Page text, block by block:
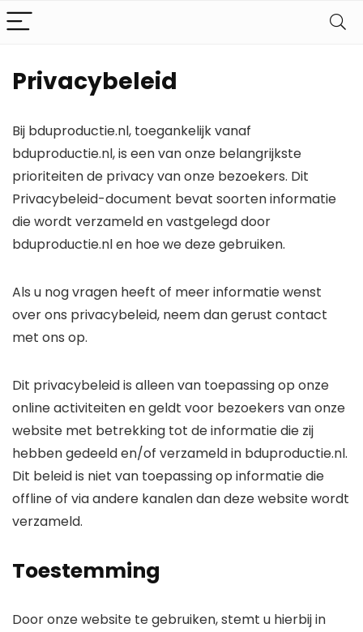
Privacybeleid
Bij bduproductie.nl, toegankelijk vanaf
bduproductie.nl, is een van onze belangrijkste
prioriteiten de privacy van onze bezoekers. Dit
Privacybeleid-document bevat soorten informatie
die wordt verzameld en vastgelegd door
bduproductie.nl en hoe we deze gebruiken.
Als u nog vragen heeft of meer informatie wenst
over ons privacybeleid, neem dan gerust contact
met ons op.
Dit privacybeleid is alleen van toepassing op onze
online activiteiten en geldt voor bezoekers van onze
website met betrekking tot de informatie die zij
hebben gedeeld en/of verzameld in bduproductie.nl.
Dit beleid is niet van toepassing op informatie die
offline of via andere kanalen dan deze website wordt
verzameld.
Toestemming
Door onze website te gebruiken, stemt u hierbij in